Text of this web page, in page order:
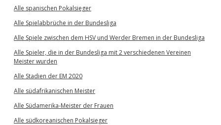
Alle spanischen Pokalsieger
Alle Spielabbrüche in der Bundesliga
Alle Spiele zwischen dem HSV und Werder Bremen in der Bundesliga
Alle Spieler, die in der Bundesliga mit 2 verschiedenen Vereinen
Meister wurden
Alle Stadien der EM 2020
Alle südafrikanischen Meister
Alle Südamerika-Meister der Frauen
Alle südkoreanischen Pokalsieger